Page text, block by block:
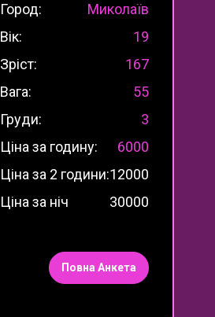
Город:
Миколаїв
Вік:
19
Зріст:
167
Вага:
55
Груди:
3
Ціна за годину:
6000
Ціна за 2 години:12000
Ціна за ніч
30000
Повна Анкета